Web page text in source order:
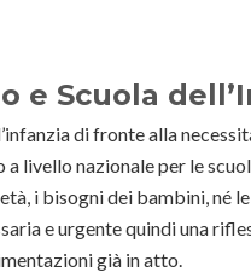
e Scuola
di fronte alla
a livello nazionale per le
i bisogni dei bambini, né
e urgente quindi una
già in atto.